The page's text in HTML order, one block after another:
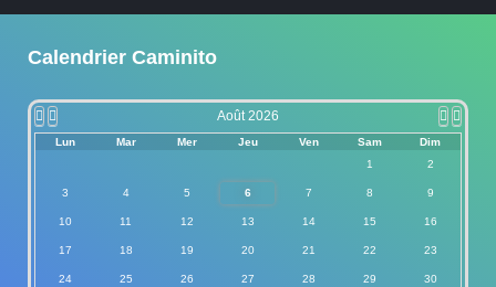
Calendrier Caminito
Août 2026
Lun Mar Mer Jeu Ven Sam
Dim
1
2
3 4 5 6 7 8 9
10 11 12 13 14 15 16
17 18 19 20 21 22 23
24 25 26 27 28 29 30